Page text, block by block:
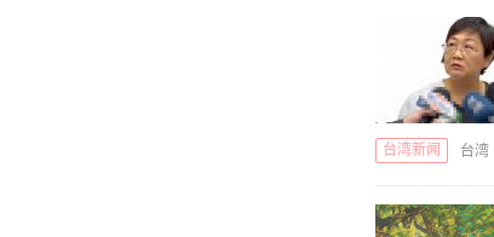
台湾新闻 台湾